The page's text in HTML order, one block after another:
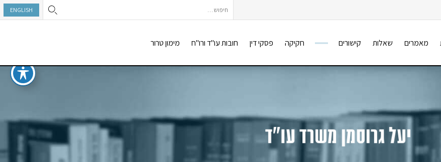
ENGLISH חיפוש:
מאמרים שאלות קישורים חקיקה פסקי דין חובות עו"ד ורו"ח מימון טרור